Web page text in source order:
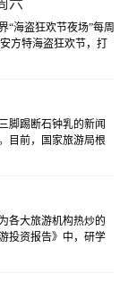
六
“海盗狂欢节夜场”每周
方特海盗狂欢节，打
脚踢断石钟乳的新闻
目前，国家旅游局根
该游客列入旅游不文
各大旅游机构热炒的
投资报告》中，研学
么是“研学旅行”，它